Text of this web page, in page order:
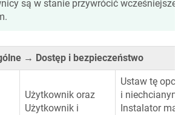
są w stanie przywrócić
→ Dostęp i bezpieczeństwo
Użytkownik oraz
Użytkownik i
Ustaw tę
i niechcianym
Instalator ma